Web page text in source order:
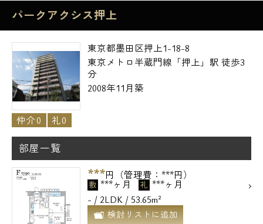
パークアクシス押上
東京都墨田区押上1-18-8
東京メトロ半蔵門線「押上」駅 徒歩3
分
2008年11月築
仲介0 礼0
部屋一覧
***円（管理費：***円）
敷 ***ヶ月 礼 ***ヶ月
- / 2LDK / 53.65m²
検討リストに追加